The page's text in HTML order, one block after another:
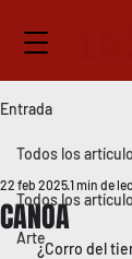
Entrada
Todos los
Arte
Todos los
CANOA
22 feb 20251 min de
¿Corro del